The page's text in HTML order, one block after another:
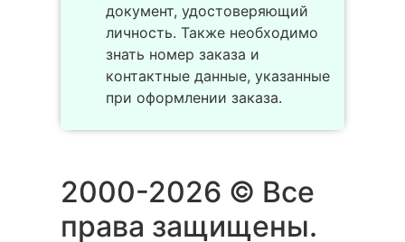
документ, удостоверяющий
личность. Также необходимо
знать номер заказа и
контактные данные, указанные
при оформлении заказа.
2000-2026 © Все
права защищены.